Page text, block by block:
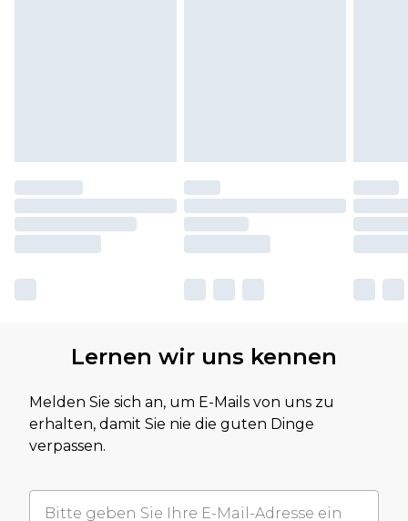
Lernen wir uns kennen
Melden Sie sich an, um E-Mails von uns zu
erhalten, damit Sie nie die guten Dinge
verpassen.